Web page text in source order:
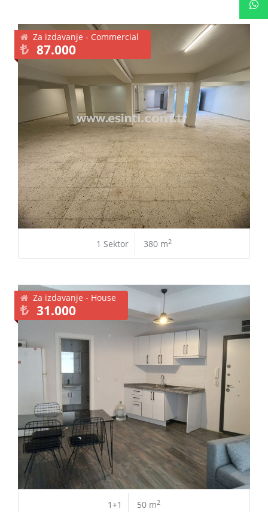
Za izdavanje - Commercial
87.000
1 Sektor 380 m2
Za izdavanje - House
31.000
1+1 50 m2